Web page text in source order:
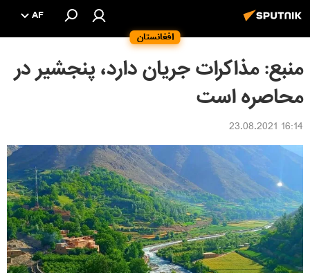
افغانستان
AF
منبع: مذاکرات جریان دارد، پنجشیر در
محاصره است
16:14 23.08.2021